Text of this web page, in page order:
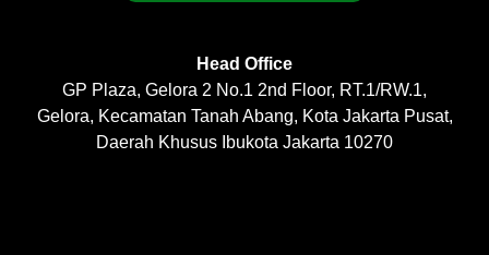
Head Office
GP Plaza, Gelora 2 No.1 2nd Floor, RT.1/RW.1,
Gelora, Kecamatan Tanah Abang, Kota Jakarta Pusat,
Daerah Khusus Ibukota Jakarta 10270